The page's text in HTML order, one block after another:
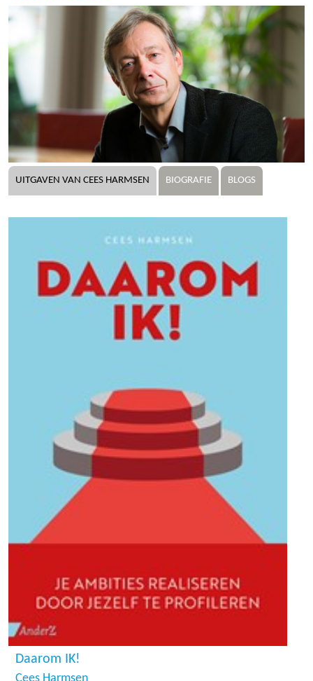
UITGAVEN VAN CEES HARMSEN BIOGRAFIE BLOGS
Daarom IK!